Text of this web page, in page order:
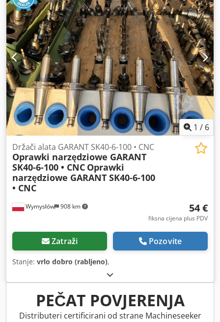
1 / 6
Wymysłów 908 km
Držači alata GARANT SK40-6-100 • CNC
Oprawki narzędziowe GARANT
SK40-6-100 • CNC Oprawki
narzędziowe GARANT SK40-6-100
• CNC
54 €
fiksna cijena plus PDV
Zatraži Pozovite
Stanje: vrlo dobro (rabljeno),
PEČAT POVJERENJA
Distributeri certificirani od strane Machineseeker